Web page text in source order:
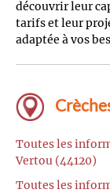
découvrir leur
tarifs et leur
adaptée à vos
Toutes les
Vertou (44120)
Toutes les